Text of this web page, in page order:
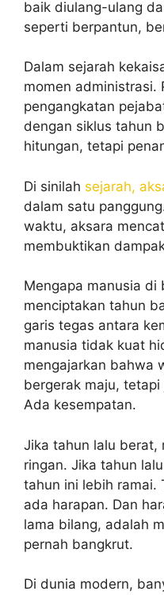
baik diulang-ulang
seperti berpantun,
Dalam sejarah
momen administrasi.
pengangkatan
dengan siklus tahun
hitungan, tetapi
Di sinilah sejarah,
dalam satu
waktu, aksara
membuktikan
Mengapa manusia di
menciptakan tahun
garis tegas antara
manusia tidak kuat
mengajarkan bahwa
bergerak maju,
Ada kesempatan.
Jika tahun lalu berat,
ringan. Jika tahun
tahun ini lebih ramai.
ada harapan. Dan
lama bilang, adalah
pernah bangkrut.
Di dunia modern,